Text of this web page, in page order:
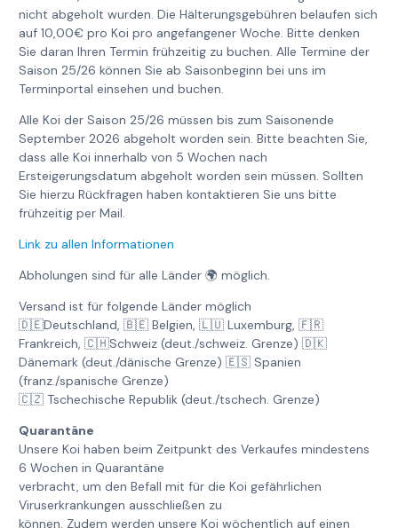
nicht abgeholt wurden. Die Hälterungsgebühren belaufen sich
auf 10,00€ pro Koi pro angefangener Woche. Bitte denken
Sie daran Ihren Termin frühzeitig zu buchen. Alle Termine der
Saison 25/26 können Sie ab Saisonbeginn bei uns im
Terminportal einsehen und buchen.
Alle Koi der Saison 25/26 müssen bis zum Saisonende
September 2026 abgeholt worden sein. Bitte beachten Sie,
dass alle Koi innerhalb von 5 Wochen nach
Ersteigerungsdatum abgeholt worden sein müssen. Sollten
Sie hierzu Rückfragen haben kontaktieren Sie uns bitte
frühzeitig per Mail.
Link zu allen Informationen
Abholungen sind für alle Länder 🌍 möglich.
Versand ist für folgende Länder möglich
🇩🇪Deutschland, 🇧🇪 Belgien, 🇱🇺 Luxemburg, 🇫🇷
Frankreich, 🇨🇭Schweiz (deut./schweiz. Grenze) 🇩🇰
Dänemark (deut./dänische Grenze) 🇪🇸 Spanien
(franz./spanische Grenze)
🇨🇿 Tschechische Republik (deut./tschech. Grenze)
Quarantäne
Unsere Koi haben beim Zeitpunkt des Verkaufes mindestens
6 Wochen in Quarantäne
verbracht, um den Befall mit für die Koi gefährlichen
Viruserkrankungen ausschließen zu
können. Zudem werden unsere Koi wöchentlich auf einen